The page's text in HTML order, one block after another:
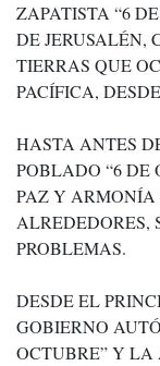
ZAPATISTA “6
DE JERUSALÉN,
TIERRAS QUE
PACÍFICA,
HASTA ANTES
POBLADO “6
PAZ Y ARMONÍA
ALREDEDORES,
PROBLEMAS.
DESDE EL
GOBIERNO
OCTUBRE” Y LA